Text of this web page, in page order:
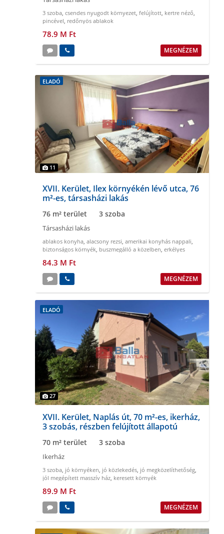
3 szoba, csendes nyugodt környezet, felújított, kertre néző,
pincével, redőnyös ablakok
78.9 M Ft
MEGNÉZEM
ELADÓ
11
XVII. Kerület, Ilex környékén lévő utca, 76
m²-es, társasházi lakás
76 m² terület 3 szoba
Társasházi lakás
ablakos konyha, alacsony rezsi, amerikai konyhás nappali,
biztonságos környék, buszmegálló a közelben, erkélyes
84.3 M Ft
MEGNÉZEM
ELADÓ
27
XVII. Kerület, Naplás út, 70 m²-es, ikerház,
3 szobás, részben felújított állapotú
70 m² terület 3 szoba
Ikerház
3 szoba, jó környéken, jó közlekedés, jó megközelíthetőség,
jól megépített masszív ház, keresett környék
89.9 M Ft
MEGNÉZEM